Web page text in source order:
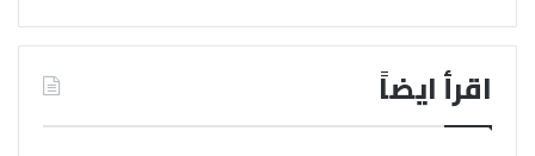
اقرأ ايضاً